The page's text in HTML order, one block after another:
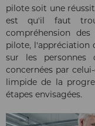
pilote soit une
est qu'il faut
compréhension
pilote, l'appréciation
sur les
concernées par
limpide de la
étapes envisagées.